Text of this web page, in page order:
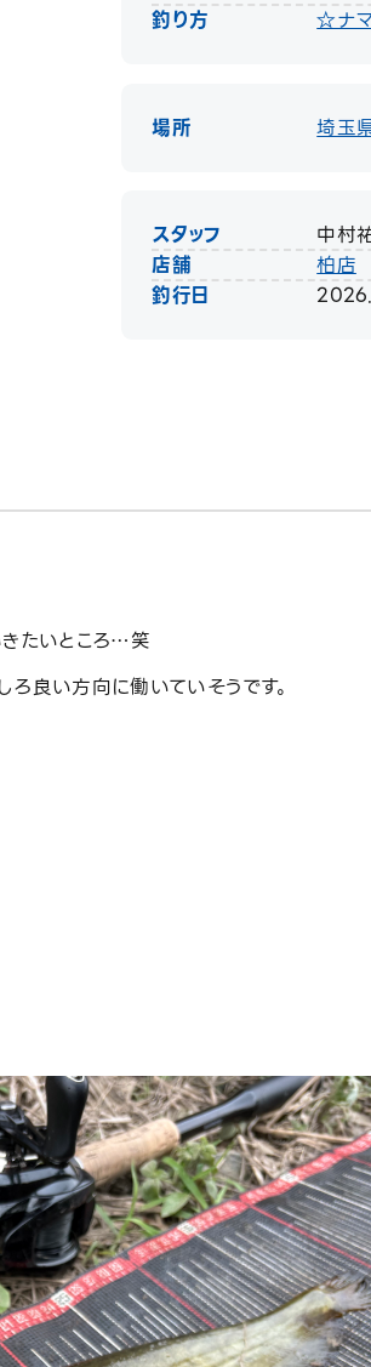
釣り方
☆ナ
場所 埼玉
スタッフ
中村
店舗
柏店
釣行日
たいところ…笑
良い方向に働いていそうです。